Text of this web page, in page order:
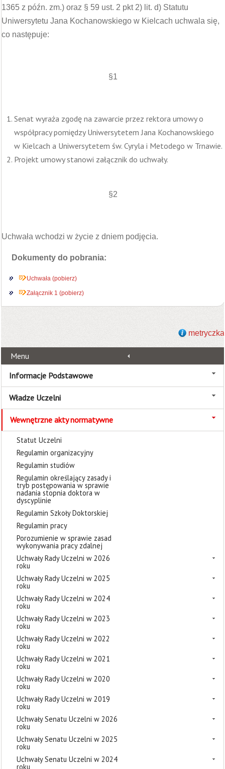
1365 z późn. zm.) oraz § 59 ust. 2 pkt 2) lit. d) Statutu
Uniwersytetu Jana Kochanowskiego w Kielcach uchwala się,
co następuje:
§1
Senat wyraża zgodę na zawarcie przez rektora umowy o
współpracy pomiędzy Uniwersytetem Jana Kochanowskiego
w Kielcach a Uniwersytetem św. Cyryla i Metodego w Trnawie.
Projekt umowy stanowi załącznik do uchwały.
§2
Uchwała wchodzi w życie z dniem podjęcia.
Dokumenty do pobrania:
Uchwała (pobierz)
Załącznik 1 (pobierz)
metryczka
Menu
Informacje Podstawowe
Władze Uczelni
Wewnętrzne akty normatywne
Statut Uczelni
Regulamin organizacyjny
Regulamin studiów
Regulamin określający zasady i
tryb postępowania w sprawie
nadania stopnia doktora w
dyscyplinie
Regulamin Szkoły Doktorskiej
Regulamin pracy
Porozumienie w sprawie zasad
wykonywania pracy zdalnej
Uchwały Rady Uczelni w 2026
roku
Uchwały Rady Uczelni w 2025
roku
Uchwały Rady Uczelni w 2024
roku
Uchwały Rady Uczelni w 2023
roku
Uchwały Rady Uczelni w 2022
roku
Uchwały Rady Uczelni w 2021
roku
Uchwały Rady Uczelni w 2020
roku
Uchwały Rady Uczelni w 2019
roku
Uchwały Senatu Uczelni w 2026
roku
Uchwały Senatu Uczelni w 2025
roku
Uchwały Senatu Uczelni w 2024
roku